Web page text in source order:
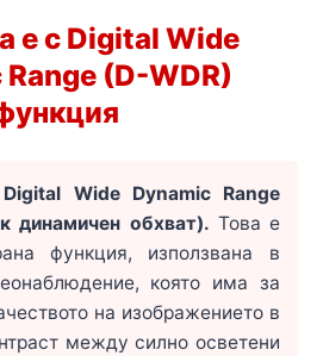
е с Digital Wide
(D-WDR)
Digital Wide Dynamic Range
динамичен обхват). Това е
функция, използвана в
която има за
на изображението в
между силно осветени